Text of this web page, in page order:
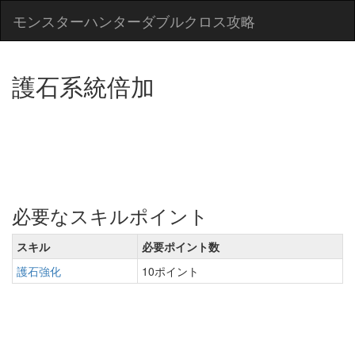
モンスターハンターダブルクロス攻略
護石系統倍加
必要なスキルポイント
スキル
必要ポイント数
護石強化
10ポイント